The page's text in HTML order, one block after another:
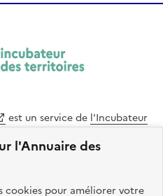
l'Annuaire des
cookies pour améliorer votre
est un service de l'Incubateur
code source de ce site web
design de ce site est conçu